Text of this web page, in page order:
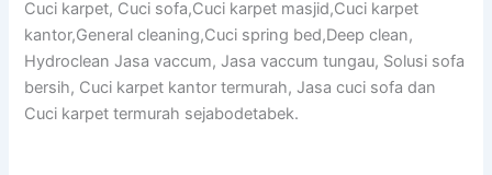
Cuci karpet, Cuci sofa,Cuci karpet masjid,Cuci karpet
kantor,General cleaning,Cuci spring bed,Deep clean,
Hydroclean Jasa vaccum, Jasa vaccum tungau, Solusi sofa
bersih, Cuci karpet kantor termurah, Jasa cuci sofa dan
Cuci karpet termurah sejabodetabek.